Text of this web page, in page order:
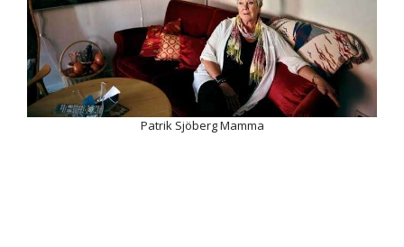
Patrik Sjöberg Mamma